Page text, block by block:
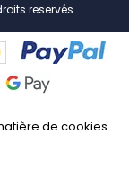
reservés.
de cookies